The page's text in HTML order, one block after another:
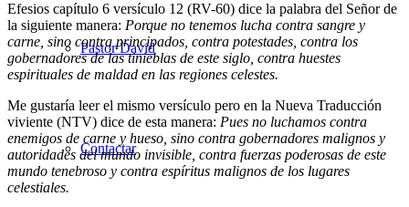
Pastor David
Contactar
Efesios capítulo 6 versículo 12 (RV-60) dice la palabra del Señor de
la siguiente manera: Porque no tenemos lucha contra sangre y
carne, sino contra principados, contra potestades, contra los
gobernadores de las tinieblas de este siglo, contra huestes
espirituales de maldad en las regiones celestes.
Me gustaría leer el mismo versículo pero en la Nueva Traducción
viviente (NTV) dice de esta manera: Pues no luchamos contra
enemigos de carne y hueso, sino contra gobernadores malignos y
autoridades del mundo invisible, contra fuerzas poderosas de este
mundo tenebroso y contra espíritus malignos de los lugares
celestiales.